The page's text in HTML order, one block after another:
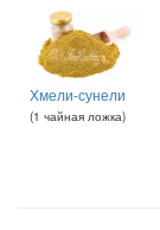
Хмели-сунели
(1 чайная ложка)